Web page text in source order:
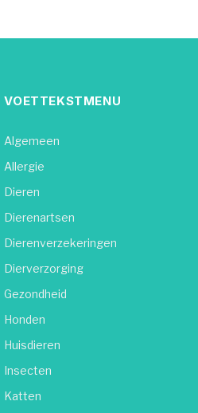
VOETTEKSTMENU
Algemeen
Allergie
Dieren
Dierenartsen
Dierenverzekeringen
Dierverzorging
Gezondheid
Honden
Huisdieren
Insecten
Katten